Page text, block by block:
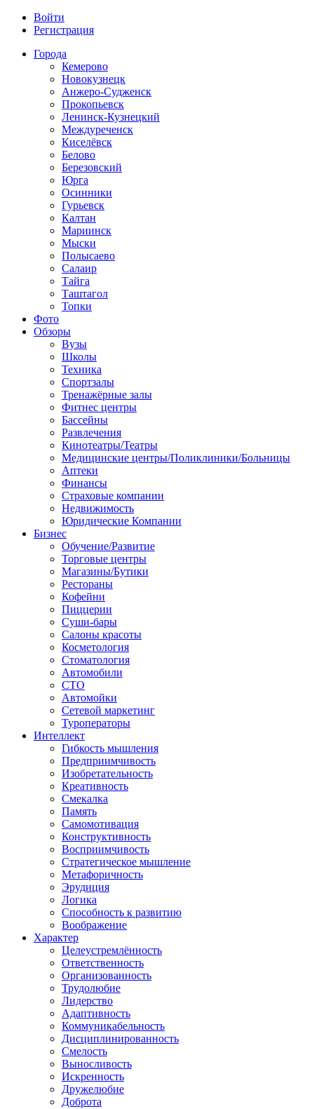
Войти
Регистрация
Города
Кемерово
Новокузнецк
Анжеро-Судженск
Прокопьевск
Ленинск-Кузнецкий
Междуреченск
Киселёвск
Белово
Березовский
Юрга
Осинники
Гурьевск
Калтан
Мариинск
Мыски
Полысаево
Салаир
Тайга
Таштагол
Топки
Фото
Обзоры
Вузы
Школы
Техника
Спортзалы
Тренажёрные залы
Фитнес центры
Бассейны
Развлечения
Кинотеатры/Театры
Медицинские центры/Поликлиники/Больницы
Аптеки
Финансы
Страховые компании
Недвижимость
Юридические Компании
Бизнес
Обучение/Развитие
Торговые центры
Магазины/Бутики
Рестораны
Кофейни
Пиццерии
Суши-бары
Салоны красоты
Косметология
Стоматология
Автомобили
СТО
Автомойки
Сетевой маркетинг
Туроператоры
Интеллект
Гибкость мышления
Предприимчивость
Изобретательность
Креативность
Смекалка
Память
Самомотивация
Конструктивность
Восприимчивость
Стратегическое мышление
Метафоричность
Эрудиция
Логика
Способность к развитию
Воображение
Характер
Целеустремлённость
Ответственность
Организованность
Трудолюбие
Лидерство
Адаптивность
Коммуникабельность
Дисциплинированность
Смелость
Выносливость
Искренность
Дружелюбие
Доброта